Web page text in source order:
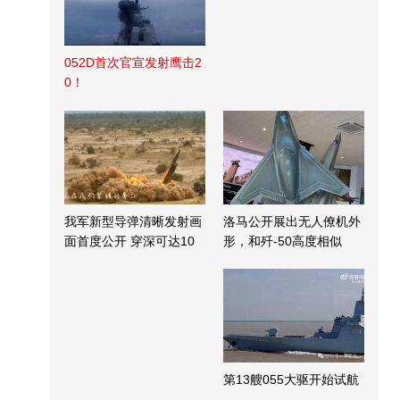
052D首次官宣发射鹰击2
0！
我军新型导弹清晰发射画
面首度公开 穿深可达10
洛马公开展出无人僚机外
形，和歼-50高度相似
第13艘055大驱开始试航